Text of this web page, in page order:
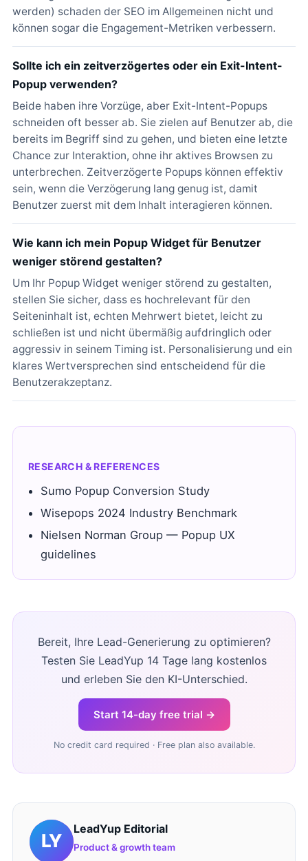
werden) schaden der SEO im Allgemeinen nicht und
können sogar die Engagement-Metriken verbessern.
Sollte ich ein zeitverzögertes oder ein Exit-Intent-
Popup verwenden?
Beide haben ihre Vorzüge, aber Exit-Intent-Popups
schneiden oft besser ab. Sie zielen auf Benutzer ab, die
bereits im Begriff sind zu gehen, und bieten eine letzte
Chance zur Interaktion, ohne ihr aktives Browsen zu
unterbrechen. Zeitverzögerte Popups können effektiv
sein, wenn die Verzögerung lang genug ist, damit
Benutzer zuerst mit dem Inhalt interagieren können.
Wie kann ich mein Popup Widget für Benutzer
weniger störend gestalten?
Um Ihr Popup Widget weniger störend zu gestalten,
stellen Sie sicher, dass es hochrelevant für den
Seiteninhalt ist, echten Mehrwert bietet, leicht zu
schließen ist und nicht übermäßig aufdringlich oder
aggressiv in seinem Timing ist. Personalisierung und ein
klares Wertversprechen sind entscheidend für die
Benutzerakzeptanz.
RESEARCH & REFERENCES
Sumo Popup Conversion Study
Wisepops 2024 Industry Benchmark
Nielsen Norman Group — Popup UX
guidelines
Bereit, Ihre Lead-Generierung zu optimieren?
Testen Sie LeadYup 14 Tage lang kostenlos
und erleben Sie den KI-Unterschied.
Start 14-day free trial →
No credit card required · Free plan also available.
LeadYup Editorial
Product & growth team